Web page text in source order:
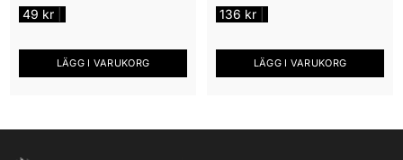
49 kr
LÄGG I VARUKORG
136 kr
LÄGG I VARUKORG